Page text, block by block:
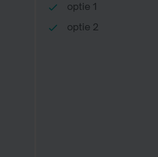
optie 1
optie 2